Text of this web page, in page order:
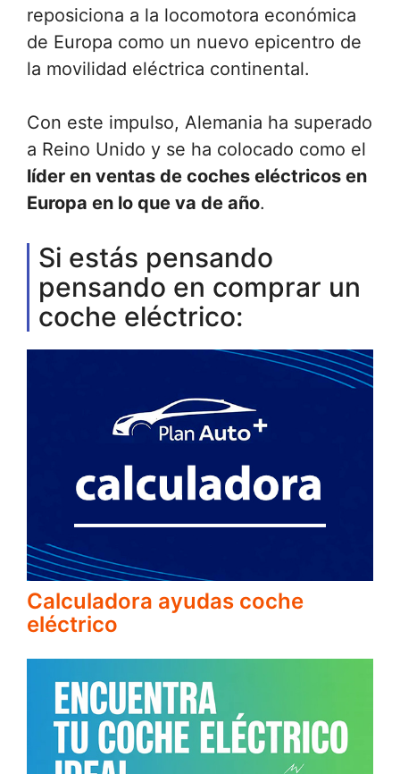
reposiciona a la locomotora económica
de Europa como un nuevo epicentro de
la movilidad eléctrica continental.
Con este impulso, Alemania ha superado
a Reino Unido y se ha colocado como el
líder en ventas de coches eléctricos en
Europa en lo que va de año.
Si estás pensando
pensando en comprar un
coche eléctrico:
Calculadora ayudas coche
eléctrico